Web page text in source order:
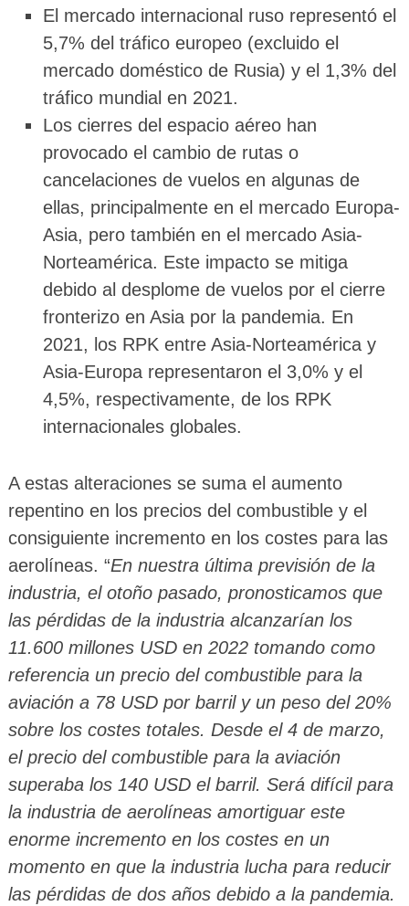
El mercado internacional ruso representó el
5,7% del tráfico europeo (excluido el
mercado doméstico de Rusia) y el 1,3% del
tráfico mundial en 2021.
Los cierres del espacio aéreo han
provocado el cambio de rutas o
cancelaciones de vuelos en algunas de
ellas, principalmente en el mercado Europa-
Asia, pero también en el mercado Asia-
Norteamérica. Este impacto se mitiga
debido al desplome de vuelos por el cierre
fronterizo en Asia por la pandemia. En
2021, los RPK entre Asia-Norteamérica y
Asia-Europa representaron el 3,0% y el
4,5%, respectivamente, de los RPK
internacionales globales.
A estas alteraciones se suma el aumento
repentino en los precios del combustible y el
consiguiente incremento en los costes para las
aerolíneas. “En nuestra última previsión de la
industria, el otoño pasado, pronosticamos que
las pérdidas de la industria alcanzarían los
11.600 millones USD en 2022 tomando como
referencia un precio del combustible para la
aviación a 78 USD por barril y un peso del 20%
sobre los costes totales. Desde el 4 de marzo,
el precio del combustible para la aviación
superaba los 140 USD el barril. Será difícil para
la industria de aerolíneas amortiguar este
enorme incremento en los costes en un
momento en que la industria lucha para reducir
las pérdidas de dos años debido a la pandemia.